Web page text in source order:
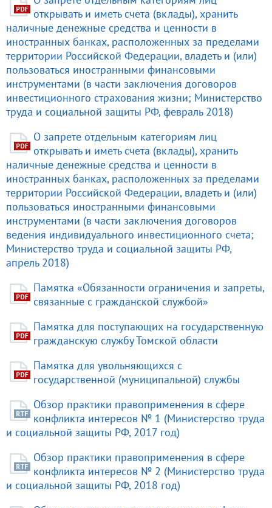
открывать и иметь счета (вклады), хранить
наличные денежные средства и ценности в
иностранных банках, расположенных за пределами
территории Российской Федерации, владеть и (или)
пользоваться иностранными финансовыми
инструментами (в части заключения договоров
инвестиционного страхования жизни; Министерство
труда и социальной защиты РФ, февраль 2018)
О запрете отдельным категориям лиц
открывать и иметь счета (вклады), хранить
наличные денежные средства и ценности в
иностранных банках, расположенных за пределами
территории Российской Федерации, владеть и (или)
пользоваться иностранными финансовыми
инструментами (в части заключения договоров
ведения индивидуального инвестиционного счета;
Министерство труда и социальной защиты РФ,
апрель 2018)
Памятка «Обязанности ограничения и запреты,
связанные с гражданской службой»
Памятка для поступающих на государственную
гражданскую службу Томской области
Памятка для увольняющихся с
государственной (муниципальной) службы
Обзор практики правоприменения в сфере
конфликта интересов № 1 (Министерство труда
и социальной защиты РФ, 2017 год)
Обзор практики правоприменения в сфере
конфликта интересов № 2 (Министерство труда
и социальной защиты РФ, 2018 год)